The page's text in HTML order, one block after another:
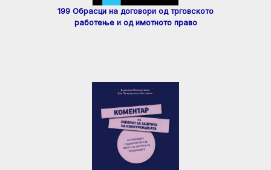
199 Обрасци на договори од трговското
работење и од имотното право